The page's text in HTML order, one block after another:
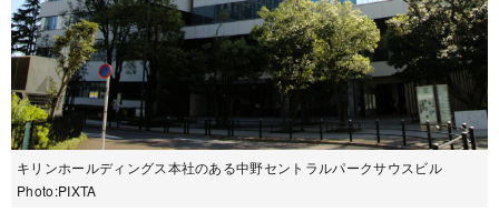
キリンホールディングス本社のある中野セントラルパークサウスビル
Photo:PIXTA